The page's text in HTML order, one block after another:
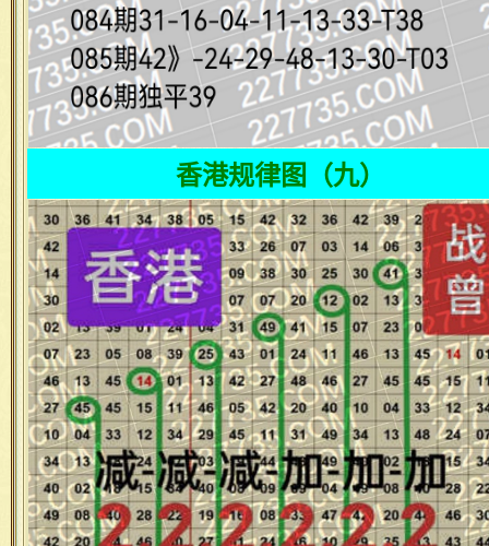
香港规律图（九）